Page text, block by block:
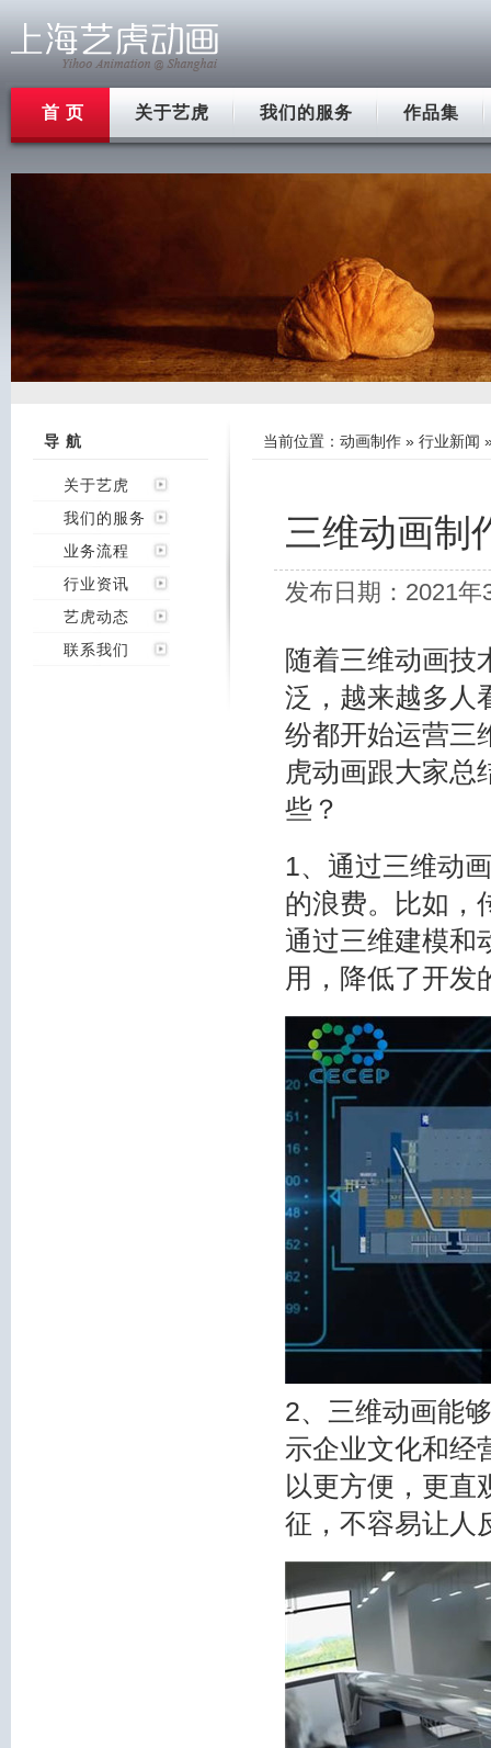
首 页 关于艺虎 我们的服务 作品集
导 航
关于艺虎
我们的服务
业务流程
行业资讯
艺虎动态
联系我们
当前位置： 动画制作 » 行业新闻
三维动画制
发布日期：2021
随着三维动画技
泛，越来越多人
纷都开始运营三
虎动画跟大家总
些？
1、通过三维动
的浪费。比如，
通过三维建模和
用，降低了开发
2、三维动画能
示企业文化和经
以更方便，更直
征，不容易让人